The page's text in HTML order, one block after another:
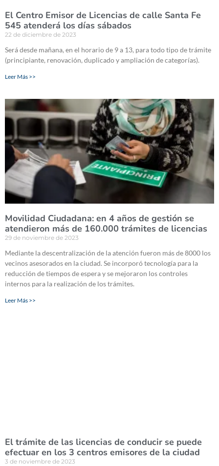
El Centro Emisor de Licencias de calle Santa Fe
545 atenderá los días sábados
22 de diciembre de 2023
Será desde mañana, en el horario de 9 a 13, para todo tipo de trámite
(principiante, renovación, duplicado y ampliación de categorías).
Leer Más >>
Movilidad Ciudadana: en 4 años de gestión se
atendieron más de 160.000 trámites de licencias
29 de noviembre de 2023
Mediante la descentralización de la atención fueron más de 8000 los
vecinos asesorados en la ciudad. Se incorporó tecnología para la
reducción de tiempos de espera y se mejoraron los controles
internos para la realización de los trámites.
Leer Más >>
El trámite de las licencias de conducir se puede
efectuar en los 3 centros emisores de la ciudad
3 de noviembre de 2023